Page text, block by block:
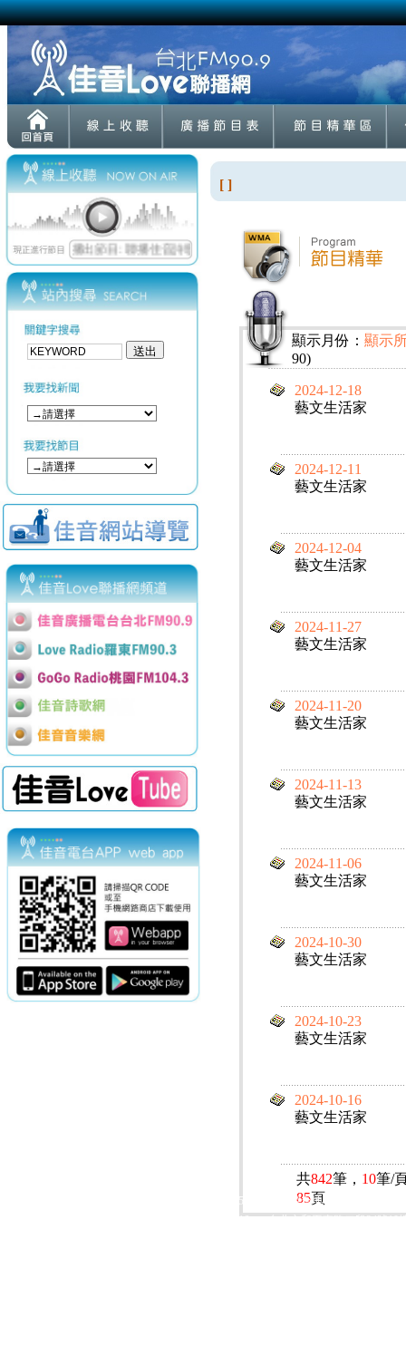
[ ]
顯示月份： 顯示
90)
2024-12-18
藝文生活家
2024-12-11
藝文生活家
2024-12-04
藝文生活家
2024-11-27
藝文生活家
2024-11-20
藝文生活家
2024-11-13
藝文生活家
2024-11-06
藝文生活家
2024-10-30
藝文生活家
2024-10-23
藝文生活家
2024-10-16
藝文生活家
共842筆， 10筆/
85頁
電話：(02)2369-9050
佳音電台地址：
傳真：(02)2362-7816
台北市和平東路二段24號10